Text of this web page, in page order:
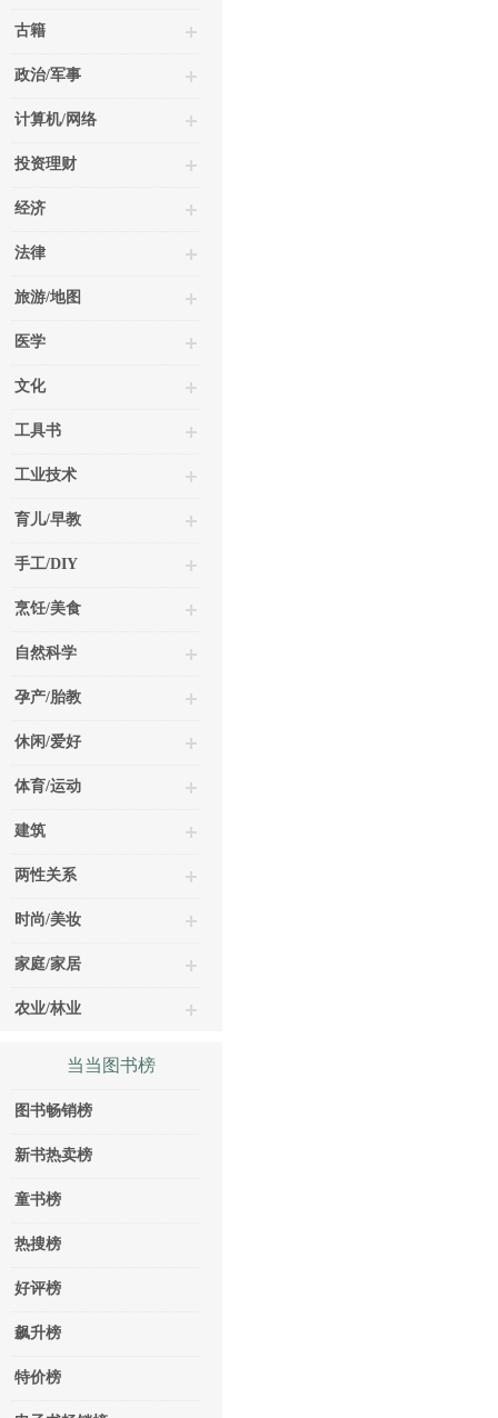
古籍
政治/军事
计算机/网络
投资理财
经济
法律
旅游/地图
医学
文化
工具书
工业技术
育儿/早教
手工/DIY
烹饪/美食
自然科学
孕产/胎教
休闲/爱好
体育/运动
建筑
两性关系
时尚/美妆
家庭/家居
农业/林业
当当图书榜
图书畅销榜
新书热卖榜
童书榜
热搜榜
好评榜
飙升榜
特价榜